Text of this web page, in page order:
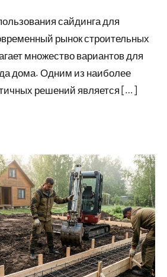
сайдинга для
рынок строительных
множество вариантов для
дома. Одним из наиболее
решений является […]